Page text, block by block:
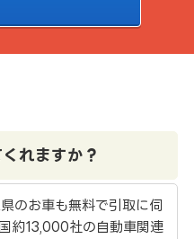
れますか？
のお車も無料で引取に伺
約13,000社の自動車関連